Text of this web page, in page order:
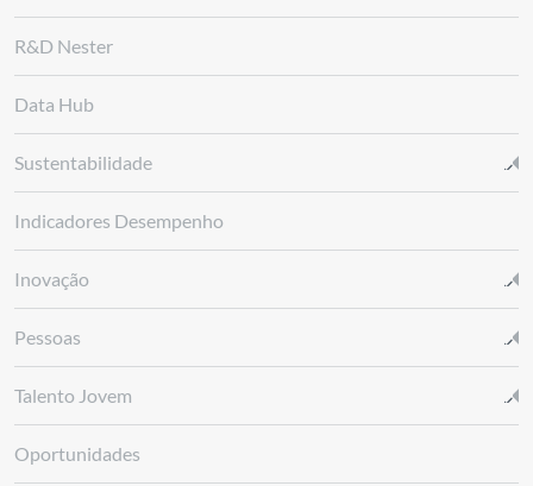
R&D Nester
Data Hub
Sustentabilidade
Indicadores Desempenho
Inovação
Pessoas
Talento Jovem
Oportunidades